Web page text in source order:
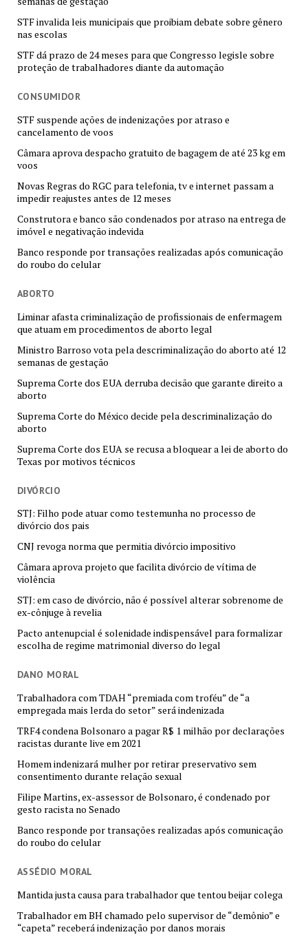
STF invalida leis municipais que proibiam debate sobre gênero
nas escolas
STF dá prazo de 24 meses para que Congresso legisle sobre
proteção de trabalhadores diante da automação
CONSUMIDOR
STF suspende ações de indenizações por atraso e
cancelamento de voos
Câmara aprova despacho gratuito de bagagem de até 23 kg em
voos
Novas Regras do RGC para telefonia, tv e internet passam a
impedir reajustes antes de 12 meses
Construtora e banco são condenados por atraso na entrega de
imóvel e negativação indevida
Banco responde por transações realizadas após comunicação
do roubo do celular
ABORTO
Liminar afasta criminalização de profissionais de enfermagem
que atuam em procedimentos de aborto legal
Ministro Barroso vota pela descriminalização do aborto até 12
semanas de gestação
Suprema Corte dos EUA derruba decisão que garante direito a
aborto
Suprema Corte do México decide pela descriminalização do
aborto
Suprema Corte dos EUA se recusa a bloquear a lei de aborto do
Texas por motivos técnicos
DIVÓRCIO
STJ: Filho pode atuar como testemunha no processo de
divórcio dos pais
CNJ revoga norma que permitia divórcio impositivo
Câmara aprova projeto que facilita divórcio de vítima de
violência
STJ: em caso de divórcio, não é possível alterar sobrenome de
ex-cônjuge à revelia
Pacto antenupcial é solenidade indispensável para formalizar
escolha de regime matrimonial diverso do legal
DANO MORAL
Trabalhadora com TDAH “premiada com troféu” de “a
empregada mais lerda do setor” será indenizada
TRF4 condena Bolsonaro a pagar R$ 1 milhão por declarações
racistas durante live em 2021
Homem indenizará mulher por retirar preservativo sem
consentimento durante relação sexual
Filipe Martins, ex-assessor de Bolsonaro, é condenado por
gesto racista no Senado
Banco responde por transações realizadas após comunicação
do roubo do celular
ASSÉDIO MORAL
Mantida justa causa para trabalhador que tentou beijar colega
Trabalhador em BH chamado pelo supervisor de “demônio” e
“capeta” receberá indenização por danos morais